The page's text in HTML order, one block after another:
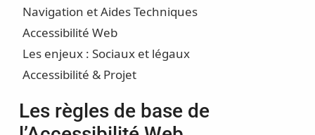
Navigation et Aides Techniques
Accessibilité Web
Les enjeux : Sociaux et légaux
Accessibilité & Projet
Les règles de base de